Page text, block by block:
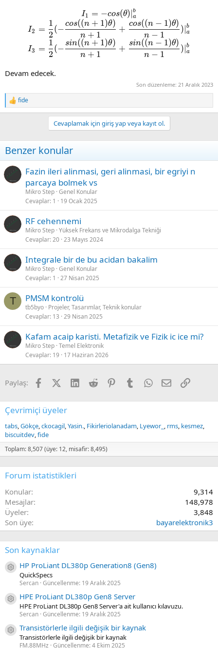
I_1=-cos(\theta)|_a^{b}
I1 = −cos(θ) ∣a
b
I_2=\frac{1}{2}(-
I2 =
2
1
(−
n + 1
cos((n + 1)θ)
+
n − 1
cos((n − 1)θ)
) a
b
I_3=\frac{1}{2}(-
I3 =
2
1
(−
n + 1
sin((n + 1)θ)
+
n − 1
sin((n − 1)θ)
) a
b
Devam edecek.
Son düzenleme: 21 Aralık 2023
R
e
i
o
s
:
fide
Cevaplamak için giriş yap veya kayıt ol.
Benzer konular
Fazin ileri alinmasi, geri alinmasi, bir egriyi n
parcaya bolmek vs
Mikro Step Genel Konular
Cevaplar 1 19 Ocak 2025
RF cehennemi
Mikro Step Yüksek Frekans ve Mikrodalga Tekniği
Cevaplar 20 23 Mayıs 2024
Integrale bir de bu acidan bakalim
Mikro Step Genel Konular
Cevaplar 1 27 Nisan 2025
T PMSM kontrolü
tb5byo Projeler, Tasarımlar, Teknik konular
Cevaplar 13 29 Nisan 2025
Kafam acaip karisti. Metafizik ve Fizik ic ice mi?
Mikro Step Temel Elektronik
Cevaplar 19 17 Haziran 2026
Paylaş: FacebookX (Twitter)
LinkedIn
Reddit PinterestTumblrWhatsApp
E-postaLink
Çevrimiçi üyeler
tabs Gökçe ckocagil Yasin. Fikirleriolanadam Lyewor_ rms kesmez
biscuitdev fide
Toplam: 8,507 (üye: 12, misafir: 8,495)
Forum istatistikleri
Konular
9,314
Mesajlar
148,978
Üyeler
3,848
Son üye
bayarelektronik3
Son kaynaklar
Kaynak ikon/amblem
HP ProLiant DL380p Generation8 (Gen8)
QuickSpecs
Sercan Güncellenme: 19 Aralık 2025
Kaynak ikon/amblem
HPE ProLiant DL380p Gen8 Server
HPE ProLiant DL380p Gen8 Server'a ait kullanıcı kılavuzu.
Sercan Güncellenme: 19 Aralık 2025
Kaynak ikon/amblem
Transistörlerle ilgili değişik bir kaynak
Transistörlerle ilgili değişik bir kaynak
FM.88MHz Güncellenme:4 Ekim 2025